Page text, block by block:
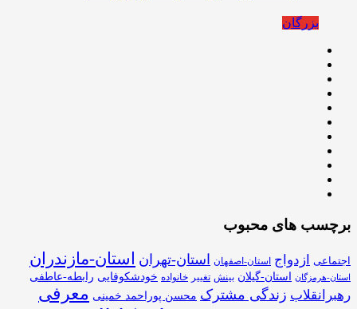
بزرگان
برچسب های محبوب
اجتماعی ازدواج استان-اصفهان استان-تهران استان-مازندران
استان-هرمزگان استان-گیلان بینش تغییر خانواده خودشکوفایی رابطه-عاطفی
رهبرانقلاب زندگی مشترک محسن پوراحمد خمینی معرفی